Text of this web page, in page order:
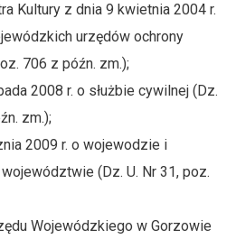
Kultury z dnia 9 kwietnia 2004 r.
urzędów ochrony
706 z późn. zm.);
2008 r. o służbie cywilnej (Dz.
zm.);
2009 r. o wojewodzie i
(Dz. U. Nr 31, poz.
Wojewódzkiego w Gorzowie